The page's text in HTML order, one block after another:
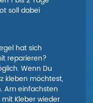
soll dabei
hat sich
reparieren?
Wenn Du
kleben möchtest,
Am einfachsten
Kleber wieder